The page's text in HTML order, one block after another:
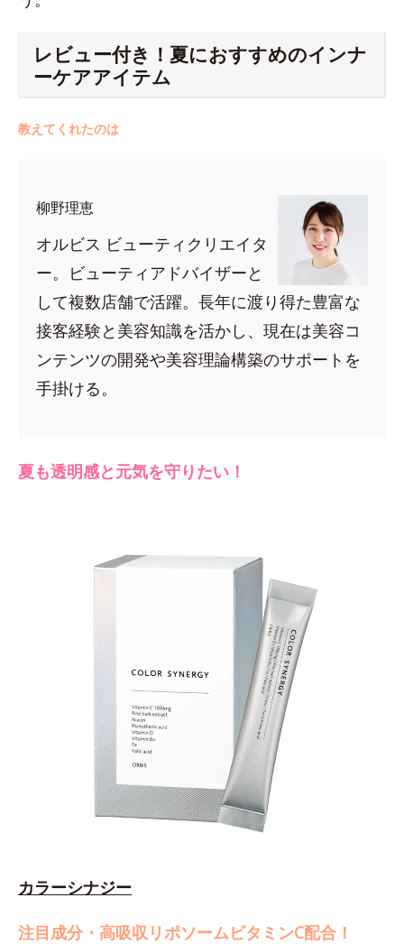
レビュー付き！夏におすすめのインナ
ーケアアイテム
教えてくれたのは
柳野理恵
オルビス ビューティクリエイタ
ー。ビューティアドバイザーと
して複数店舗で活躍。長年に渡り得た豊富な
接客経験と美容知識を活かし、現在は美容コ
ンテンツの開発や美容理論構築のサポートを
手掛ける。
夏も透明感と元気を守りたい！
カラーシナジー
注目成分・高吸収リポソームビタミンC配合！